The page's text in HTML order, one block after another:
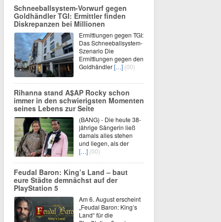
Schneeballsystem-Vorwurf gegen
Goldhändler TGI: Ermittler finden
Diskrepanzen bei Millionen
Ermittlungen gegen TGI:
Das Schneeballsystem-
Szenario Die
Ermittlungen gegen den
Goldhändler[…] (00)
Rihanna stand A$AP Rocky schon
immer in den schwierigsten Momenten
seines Lebens zur Seite
(BANG) - Die heute 38-
jährige Sängerin ließ
damals alles stehen
und liegen, als der
[…] (00)
Feudal Baron: King’s Land – baut
eure Städte demnächst auf der
PlayStation 5
Am 6. August erscheint
„Feudal Baron: King’s
Land“ für die